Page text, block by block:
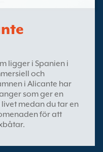
ligger i Spanien i
och
i Alicante har
som ger en
medan du tar en
för att